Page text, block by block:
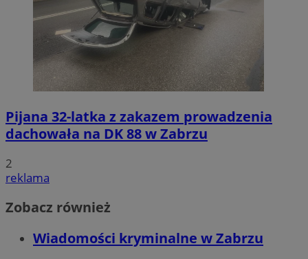
Pijana 32-latka z zakazem prowadzenia
dachowała na DK 88 w Zabrzu
2
reklama
Zobacz również
Wiadomości kryminalne w Zabrzu